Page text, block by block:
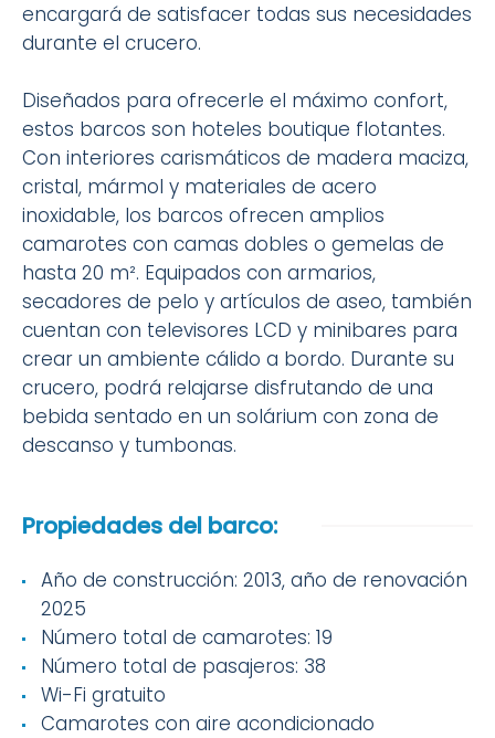
encargará de satisfacer todas sus necesidades
durante el crucero.
Diseñados para ofrecerle el máximo confort,
estos barcos son hoteles boutique flotantes.
Con interiores carismáticos de madera maciza,
cristal, mármol y materiales de acero
inoxidable, los barcos ofrecen amplios
camarotes con camas dobles o gemelas de
hasta 20 m². Equipados con armarios,
secadores de pelo y artículos de aseo, también
cuentan con televisores LCD y minibares para
crear un ambiente cálido a bordo. Durante su
crucero, podrá relajarse disfrutando de una
bebida sentado en un solárium con zona de
descanso y tumbonas.
Propiedades del barco:
Año de construcción: 2013, año de renovación
2025
Número total de camarotes: 19
Número total de pasajeros: 38
Wi-Fi gratuito
Camarotes con aire acondicionado